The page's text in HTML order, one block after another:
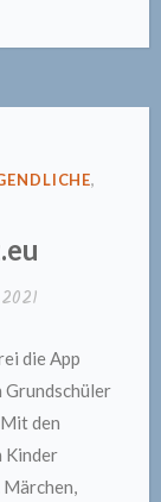
,
die App
Grundschüler
den
Kinder